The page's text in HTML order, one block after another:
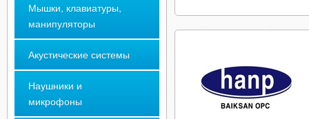
Мышки, клавиатуры,
манипуляторы
Акустические системы
Наушники и
микрофоны